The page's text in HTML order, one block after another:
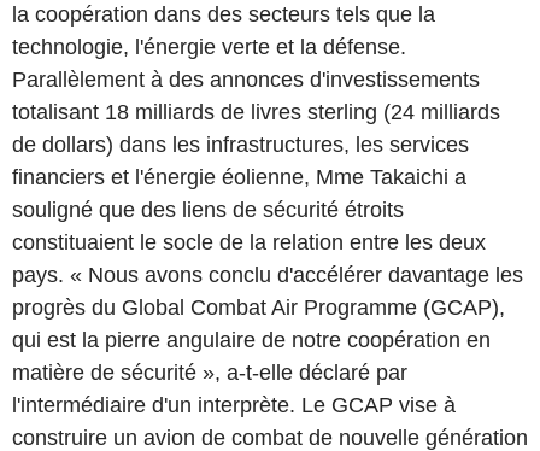
la coopération dans des secteurs tels que la
technologie, l'énergie verte et la défense.
Parallèlement à des annonces d'investissements
totalisant 18 milliards de livres sterling (24 milliards
de dollars) dans les infrastructures, les services
financiers et l'énergie éolienne, Mme Takaichi a
souligné que des liens de sécurité étroits
constituaient le socle de la relation entre les deux
pays. « Nous avons conclu d'accélérer davantage les
progrès du Global Combat Air Programme (GCAP),
qui est la pierre angulaire de notre coopération en
matière de sécurité », a-t-elle déclaré par
l'intermédiaire d'un interprète. Le GCAP vise à
construire un avion de combat de nouvelle génération